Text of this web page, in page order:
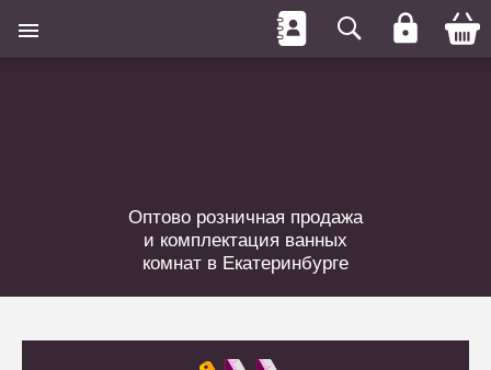
Оптово розничная продажа
и комплектация ванных
комнат в Екатеринбурге